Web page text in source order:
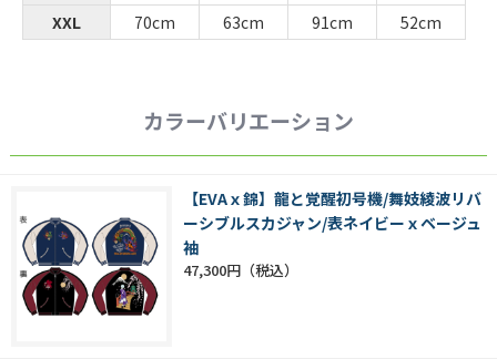
XXL 70cm 63cm 91cm 52cm
カラーバリエーション
【EVAｘ錦】龍と覚醒初号機/舞妓綾波リバ
ーシブルスカジャン/表ネイビーｘベージュ
袖
47,300円